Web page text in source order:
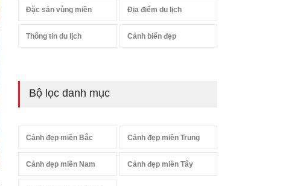
Đặc sản vùng miền Địa điểm du lịch
Thông tin du lịch Cảnh biển đẹp
Bộ lọc danh mục
Cảnh đẹp miền Bắc Cảnh đẹp miền Trung
Cảnh đẹp miền Nam Cảnh đẹp miền Tây